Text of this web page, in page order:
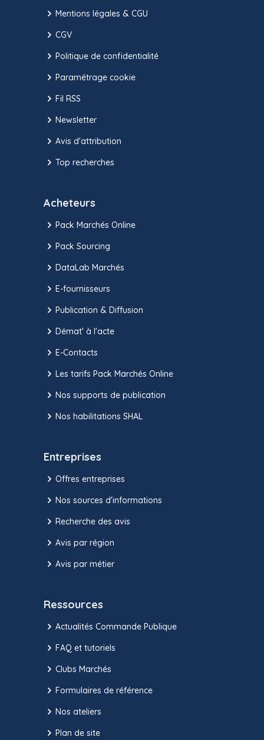
Mentions légales & CGU
CGV
Politique de confidentialité
Paramétrage cookie
Fil RSS
Newsletter
Avis d'attribution
Top recherches
Acheteurs
Pack Marchés Online
Pack Sourcing
DataLab Marchés
E-fournisseurs
Publication & Diffusion
Démat' à l'acte
E-Contacts
Les tarifs Pack Marchés Online
Nos supports de publication
Nos habilitations SHAL
Entreprises
Offres entreprises
Nos sources d'informations
Recherche des avis
Avis par région
Avis par métier
Ressources
Actualités Commande Publique
FAQ et tutoriels
Clubs Marchés
Formulaires de référence
Nos ateliers
Plan de site